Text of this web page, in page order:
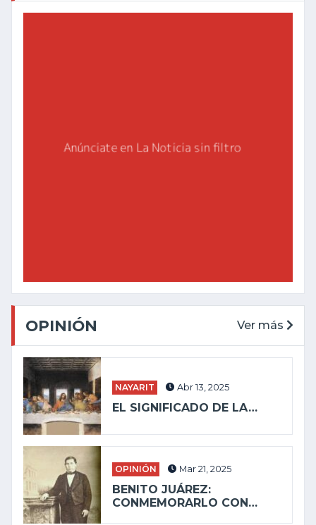
OPINIÓN Ver más
NAYARIT Abr 13, 2025
EL SIGNIFICADO DE LA…
OPINIÓN Mar 21, 2025
BENITO JUÁREZ:
CONMEMORARLO CON…